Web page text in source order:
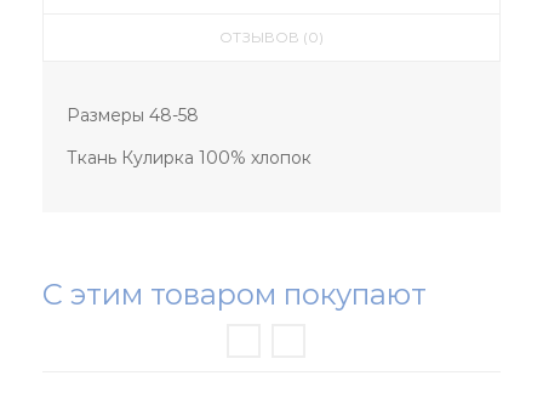
ОТЗЫВОВ (0)
Размеры 48-58
Ткань Кулирка 100% хлопок
С этим товаром покупают